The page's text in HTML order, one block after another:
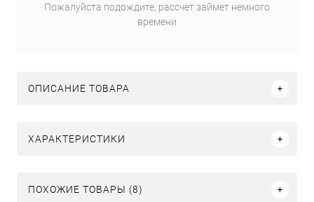
Пожалуйста подождите, рассчет займет немного
времени
ОПИСАНИЕ ТОВАРА
ХАРАКТЕРИСТИКИ
ПОХОЖИЕ ТОВАРЫ (8)